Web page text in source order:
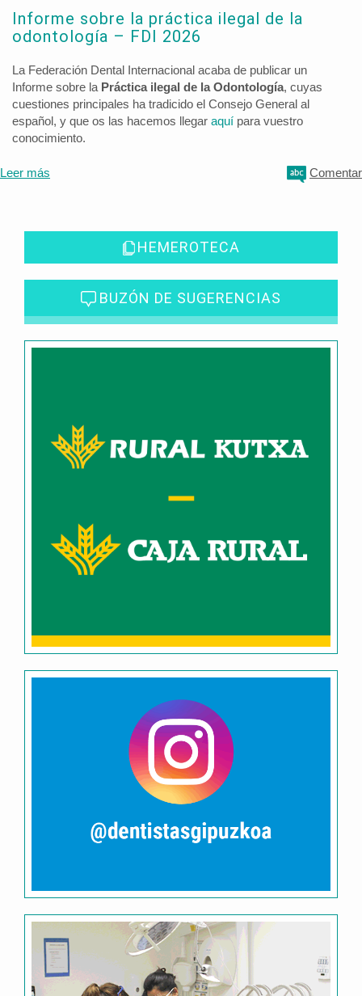
Informe sobre la práctica ilegal de la
odontología – FDI 2026
La Federación Dental Internacional acaba de publicar un
Informe sobre la Práctica ilegal de la Odontología, cuyas
cuestiones principales ha tradicido el Consejo General al
español, y que os las hacemos llegar aquí para vuestro
conocimiento.
Leer más Comentar
HEMEROTECA
BUZÓN DE SUGERENCIAS